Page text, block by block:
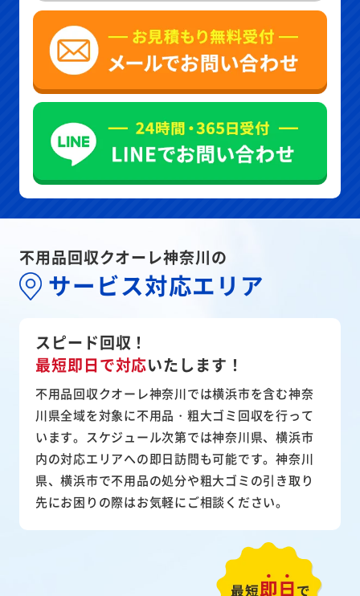
不用品回収クオーレ神奈川の
サービス対応エリア
スピード回収！
最短即日で対応いたします！
不用品回収クオーレ神奈川では横浜市を含む神奈
川県全域を対象に不用品・粗大ゴミ回収を行って
います。スケジュール次第では神奈川県、横浜市
内の対応エリアへの即日訪問も可能です。神奈川
県、横浜市で不用品の処分や粗大ゴミの引き取り
先にお困りの際はお気軽にご相談ください。